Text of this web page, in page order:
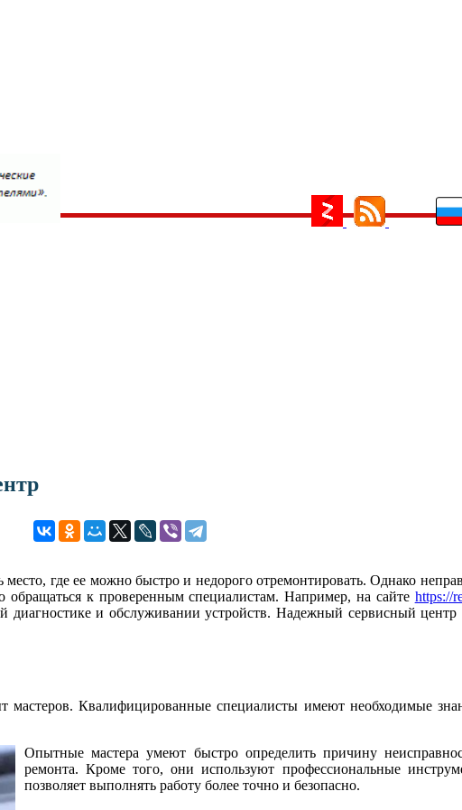
место, где ее можно быстро и недорого отремонтировать. Однако
к проверенным специалистам. Например, на сайте https://
и обслуживании устройств. Надежный сервисный центр
мастеров. Квалифицированные специалисты имеют необходимые
Опытные мастера умеют быстро определить причину
ремонта. Кроме того, они используют профессиональные
позволяет выполнять работу более точно и безопасно.